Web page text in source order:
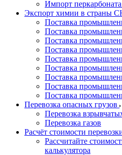
Импорт
Экспорт химии в страны
Поставка
Поставка
Поставка
Поставка
Поставка
Поставка
Поставка
Поставка
Поставка
Перевозка опасных грузов
Перевозка
Перевозка газов
Расчёт стоимости
Рассчитайте
калькулятора